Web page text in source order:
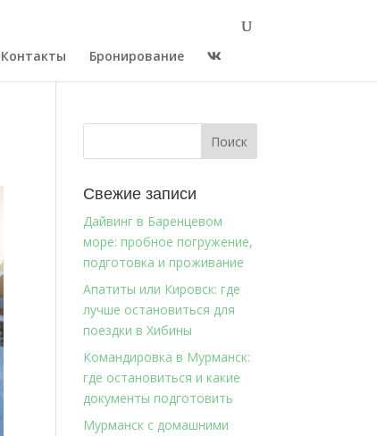
Контакты Бронирование
Свежие записи
Дайвинг в Баренцевом
море: пробное погружение,
подготовка и проживание
Апатиты или Кировск: где
лучше остановиться для
поездки в Хибины
Командировка в Мурманск:
где остановиться и какие
документы подготовить
Мурманск с домашними